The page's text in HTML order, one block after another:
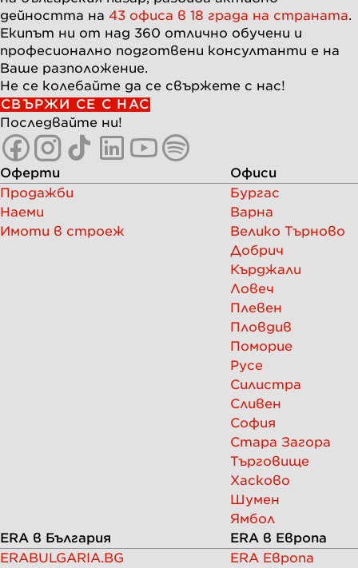
дейността на 43 офиса в 18 града на страната.
Екипът ни от над 360 отлично обучени и
професионално подготвени консултанти е на
Ваше разположение.
Не се колебайте да се свържете с нас!
СВЪРЖИ СЕ С НАС
Последвайте ни!
Оферти
Продажби
Наеми
Имоти в строеж
Офиси
Бургас
Варна
Велико Търново
Добрич
Кърджали
Ловеч
Плевен
Пловдив
Поморие
Русе
Силистра
Сливен
София
Стара Загора
Търговище
Хасково
Шумен
Ямбол
ERA в България
ERABULGARIA.BG
ERA в Европа
ERA Европа